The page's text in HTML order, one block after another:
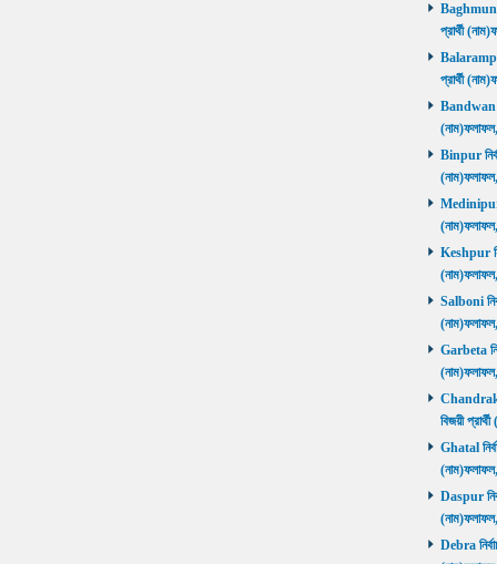
প্রার্থী
প্রার্থী
Bandwan
Binpur
Medinipur
Keshpur
Salboni
Garbeta
বিজয়ী
Ghatal
Daspur
Debra